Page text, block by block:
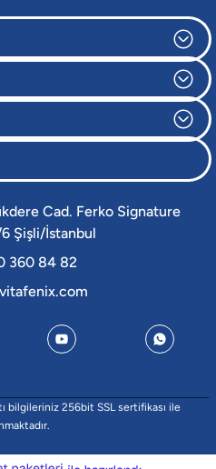
Cad. Ferko Signature
Şişli/İstanbul
360 84 82
bilgileriniz 256bit SSL sertifikası ile